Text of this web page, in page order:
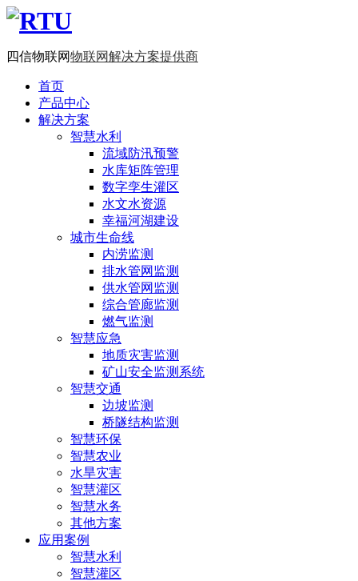
四信物联网物联网解决方案提供商
首页
产品中心
解决方案
智慧水利
流域防汛预警
水库矩阵管理
数字孪生灌区
水文水资源
幸福河湖建设
城市生命线
内涝监测
排水管网监测
供水管网监测
综合管廊监测
燃气监测
智慧应急
地质灾害监测
矿山安全监测系统
智慧交通
边坡监测
桥隧结构监测
智慧环保
智慧农业
水旱灾害
智慧灌区
智慧水务
其他方案
应用案例
智慧水利
智慧灌区